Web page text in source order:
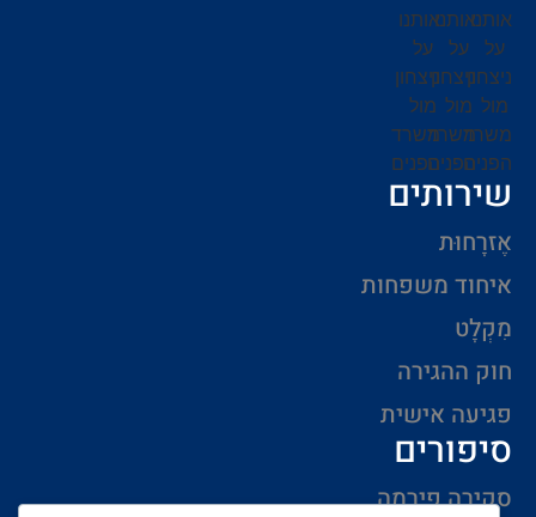
שירותים
אֶזרָחוּת
איחוד משפחות
מִקְלָט
חוק ההגירה
פגיעה אישית
סיפורים
סקירה פירמה